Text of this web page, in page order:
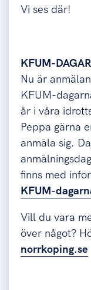
Vi ses där!
KFUM-
Nu är
KFUM-
år i våra
Peppa gärna
anmäla sig.
finns med
KFUM-
Vill du vara
över något?
norrkoping.se